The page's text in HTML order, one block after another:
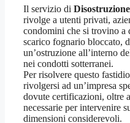
Il servizio di
rivolge a utenti privati,
condomini che si trovino a
scarico fognario bloccato,
un’ostruzione all’interno
nei condotti sotterranei.
Per risolvere questo
rivolgersi ad un’impresa
dovute certificazioni, oltre
necessarie per intervenire
dimensioni considerevoli.